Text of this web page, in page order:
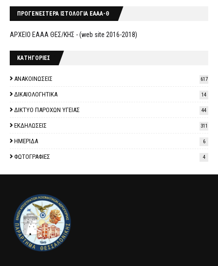
ΠΡΟΓΕΝΕΣΤΕΡΑ ΙΣΤΟΛΟΓΙΑ ΕΑΑΑ-Θ
ΑΡΧΕΙΟ ΕΑΑΑ ΘΕΣ/ΚΗΣ - (web site 2016-2018)
ΚΑΤΗΓΟΡΙΕΣ
ΑΝΑΚΟΙΝΩΣΕΙΣ 617
ΔΙΚΑΙΟΛΟΓΗΤΙΚΑ 14
ΔΙΚΤΥΟ ΠΑΡΟΧΩΝ ΥΓΕΙΑΣ 44
ΕΚΔΗΛΩΣΕΙΣ 311
ΗΜΕΡΙΔΑ 6
ΦΩΤΟΓΡΑΦΙΕΣ 4